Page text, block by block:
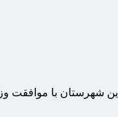
شهرستان با موافقت